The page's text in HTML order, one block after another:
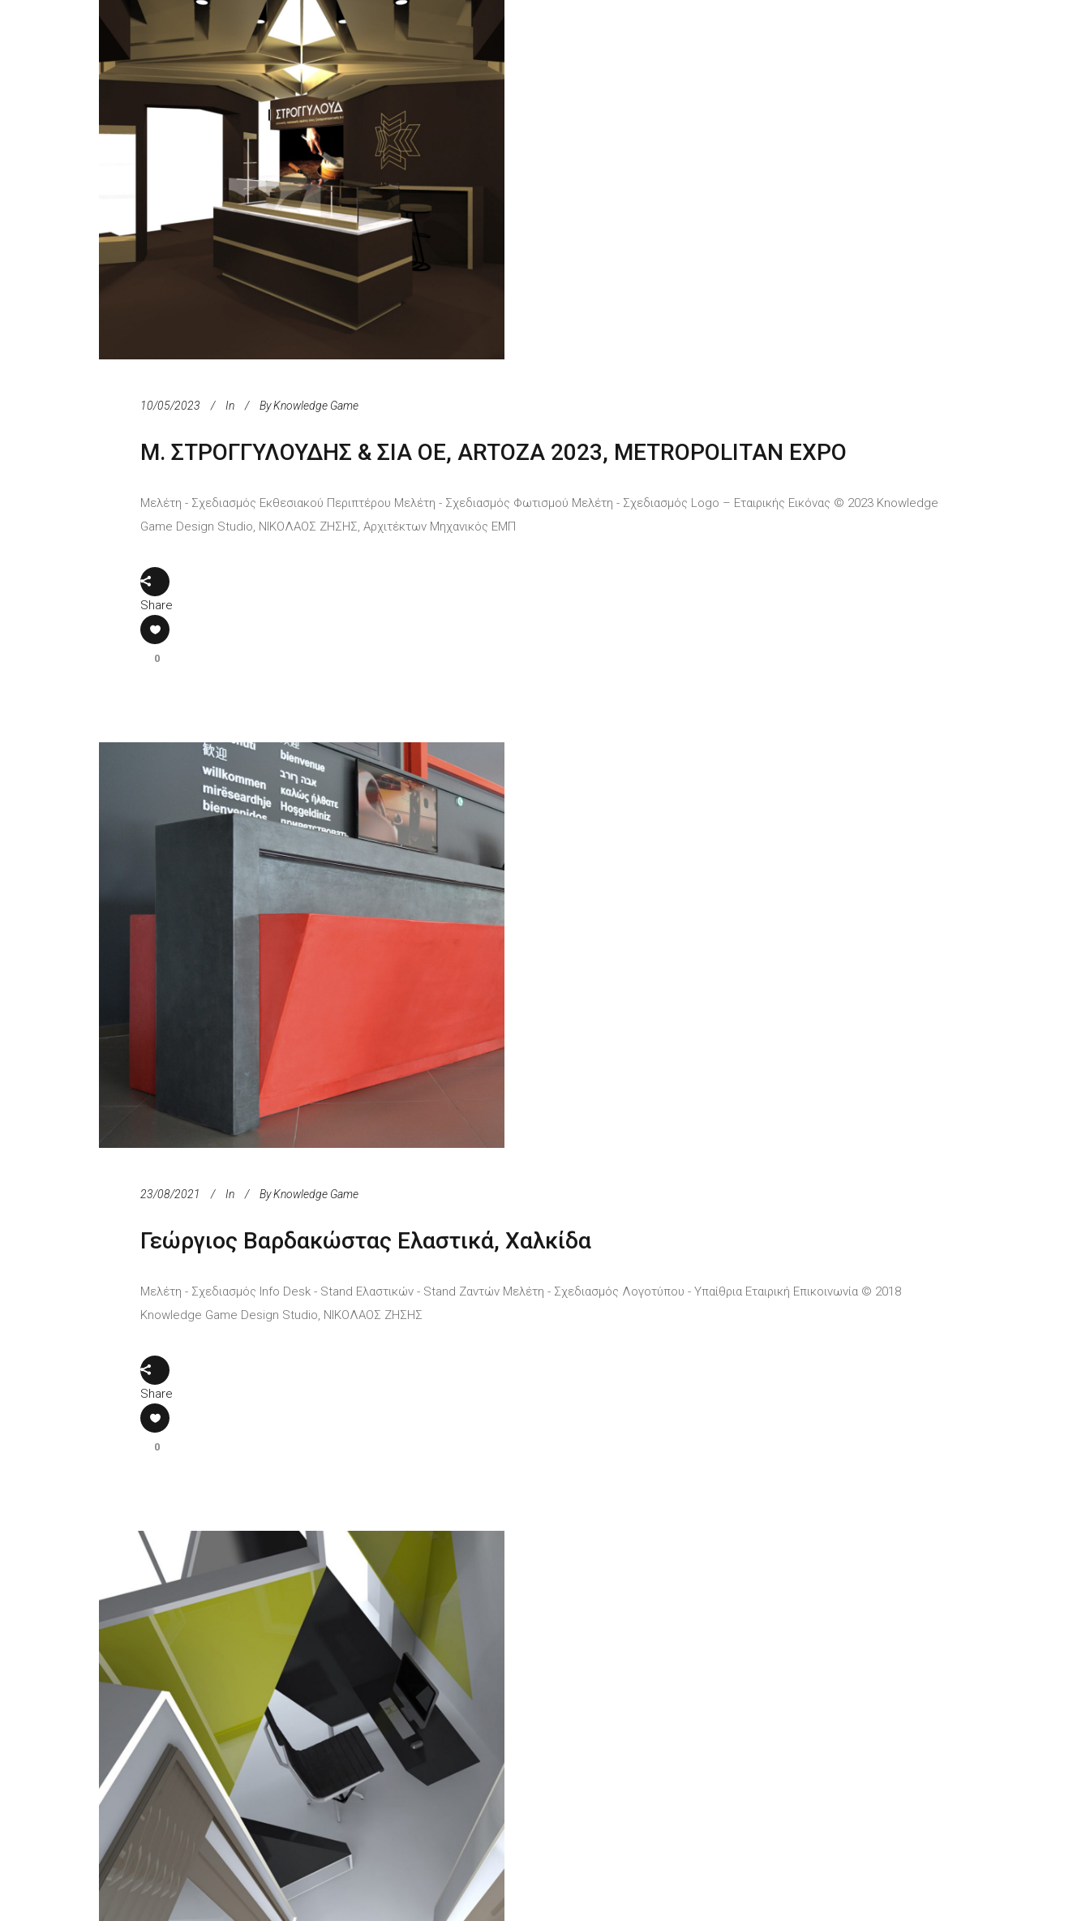
10/05/2023 In ByKnowledge Game
Μ. ΣΤΡΟΓΓΥΛΟΥΔΗΣ & ΣΙΑ ΟΕ, ARTOZA 2023, METROPOLITAN EXPO
Μελέτη - Σχεδιασμός Εκθεσιακού Περιπτέρου Μελέτη - Σχεδιασμός Φωτισμού Μελέτη - Σχεδιασμός Logo – Εταιρικής Εικόνας © 2023 Knowledge
Game Design Studio, ΝΙΚΟΛΑΟΣ ΖΗΣΗΣ, Αρχιτέκτων Μηχανικός ΕΜΠ
Share
0
23/08/2021 In ByKnowledge Game
Γεώργιος Βαρδακώστας Ελαστικά, Χαλκίδα
Μελέτη - Σχεδιασμός Info Desk - Stand Ελαστικών - Stand Ζαντών Μελέτη - Σχεδιασμός Λογοτύπου - Υπαίθρια Εταιρική Επικοινωνία © 2018
Knowledge Game Design Studio, ΝΙΚΟΛΑΟΣ ΖΗΣΗΣ
Share
0